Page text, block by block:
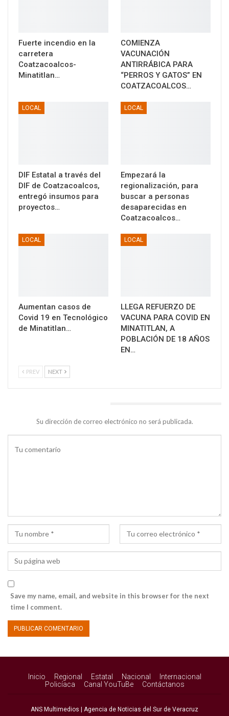
Fuerte incendio en la
carretera
Coatzacoalcos-
Minatitlan…
COMIENZA
VACUNACIÓN
ANTIRRÁBICA PARA
“PERROS Y GATOS” EN
COATZACOALCOS…
LOCAL
DIF Estatal a través del
DIF de Coatzacoalcos,
entregó insumos para
proyectos…
LOCAL
Empezará la
regionalización, para
buscar a personas
desaparecidas en
Coatzacoalcos…
LOCAL
Aumentan casos de
Covid 19 en Tecnológico
de Minatitlan…
LOCAL
LLEGA REFUERZO DE
VACUNA PARA COVID EN
MINATITLAN, A
POBLACIÓN DE 18 AÑOS
EN…
PREV NEXT
Su dirección de correo electrónico no será publicada.
Save my name, email, and website in this browser for the next
time I comment.
Inicio Regional Estatal Nacional
Internacional
Policíaca
Canal YouTuBe Contáctanos
ANS Multimedios | Agencia de Noticias del Sur de Veracruz